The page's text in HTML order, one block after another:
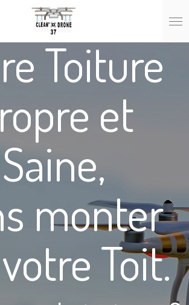
Toiture
et
Saine,
monter
Toit.